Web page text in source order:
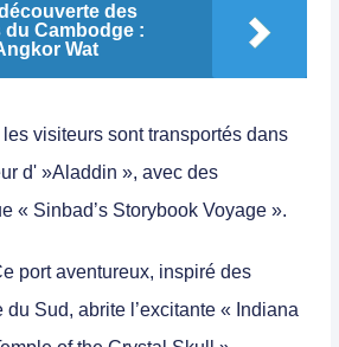
des
Cambodge :
Wat
visiteurs sont transportés dans
d' »Aladdin », avec des
« Sinbad’s Storybook Voyage ».
port aventureux, inspiré des
du Sud, abrite l’excitante « Indiana